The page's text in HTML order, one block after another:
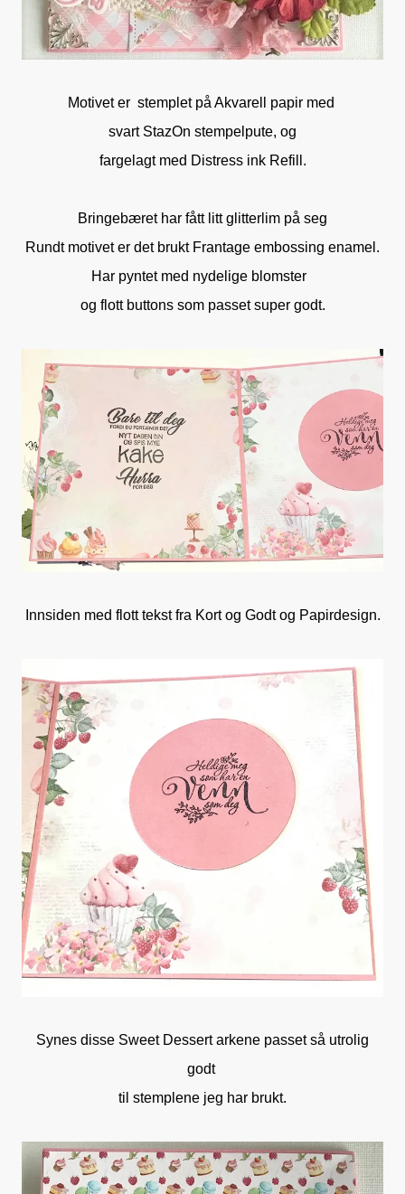
Motivet er stemplet på Akvarell papir med
svart StazOn stempelpute, og
fargelagt med Distress ink Refill.
Bringebæret har fått litt glitterlim på seg
Rundt motivet er det brukt Frantage embossing enamel.
Har pyntet med nydelige blomster
og flott buttons som passet super godt.
Innsiden med flott tekst fra Kort og Godt og Papirdesign.
Synes disse Sweet Dessert arkene passet så utrolig
godt
til stemplene jeg har brukt.